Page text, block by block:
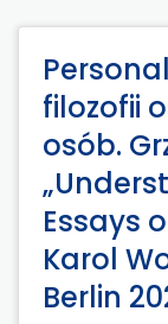
filozofii
osób.
Essays
Karol
Berlin